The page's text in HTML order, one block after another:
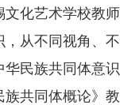
化艺术学校教师
，从不同视角、不
华民族共同体意识
共同体概论》教